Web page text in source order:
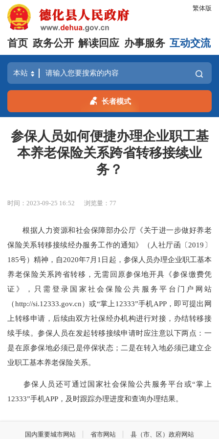
繁体版
首页 政务公开 解读回应 办事服务 互动交流
长者模式
参保人员如何便捷办理企业职工基
本养老保险关系跨省转移接续业
务？
时间：2023-09-25 16:52 浏览量： 77
根据人力资源和社会保障部办公厅《关于进一步做好养老
保险关系转移接续经办服务工作的通知》（人社厅函〔2019〕
185号）精神，自2020年7月1日起，参保人员办理企业职工基本
养老保险关系跨省转移，无需回原参保地开具《参保缴费凭
证》，只需登录国家社会保险公共服务平台门户网站
（http://si.12333.gov.cn）或“掌上12333”手机APP，即可提出网
上转移申请，后续由双方社保经办机构进行对接，办结转移接
续手续。参保人员在发起转移接续申请时应注意以下两点：一
是在原参保地必须已是停保状态；二是在转入地必须已建立企
业职工基本养老保险关系。
参保人员还可通过国家社会保险公共服务平台或“掌上
12333”手机APP，及时跟踪办理进度和查询办理结果。
国内重要城市网站 省市网站 县（市、区）政府网站